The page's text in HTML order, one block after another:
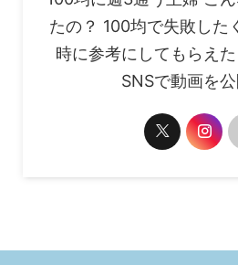
たの？ 100均で失敗した
時に参考にしてもらえ
SNSで動画を